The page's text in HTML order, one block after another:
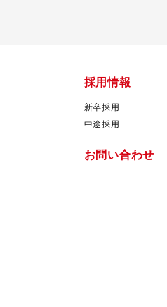
採用情報
新卒採用
中途採用
お問い合わせ